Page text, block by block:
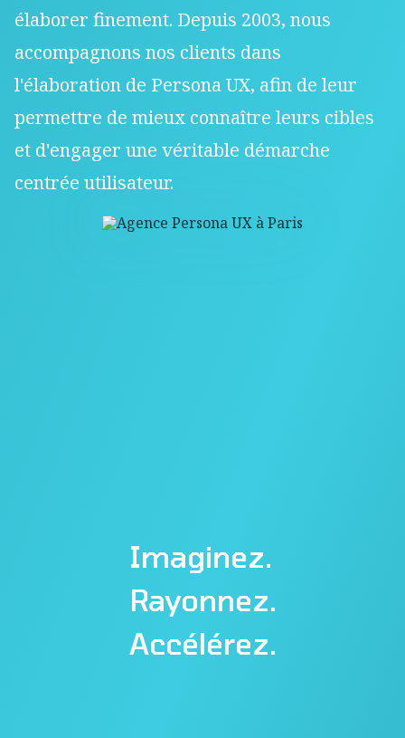
élaborer finement. Depuis 2003, nous
accompagnons nos clients dans
l'élaboration de Persona UX, afin de leur
permettre de mieux connaître leurs cibles
et d'engager une véritable démarche
centrée utilisateur.
Imaginez.
Rayonnez.
Accélérez.